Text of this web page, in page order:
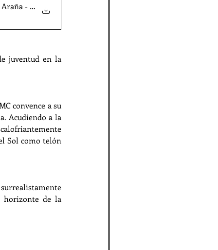
- Historias
juventud en la
convence a su
Acudiendo a la
Sol como telón
horizonte de la